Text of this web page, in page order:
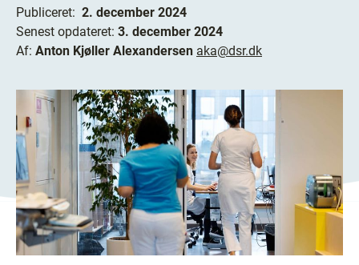
Publiceret: 2. december 2024
Senest opdateret: 3. december 2024
Af: Anton Kjøller Alexandersen aka@dsr.dk